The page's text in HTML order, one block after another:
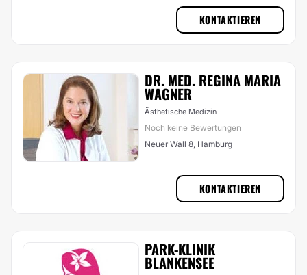
KONTAKTIEREN
DR. MED. REGINA MARIA
WAGNER
Ästhetische Medizin
Noch keine Bewertungen
Neuer Wall 8, Hamburg
KONTAKTIEREN
PARK-KLINIK
BLANKENSEE